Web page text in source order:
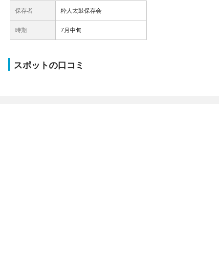
保存者 粋人太鼓保存会
時期 7月中旬
スポットの口コミ